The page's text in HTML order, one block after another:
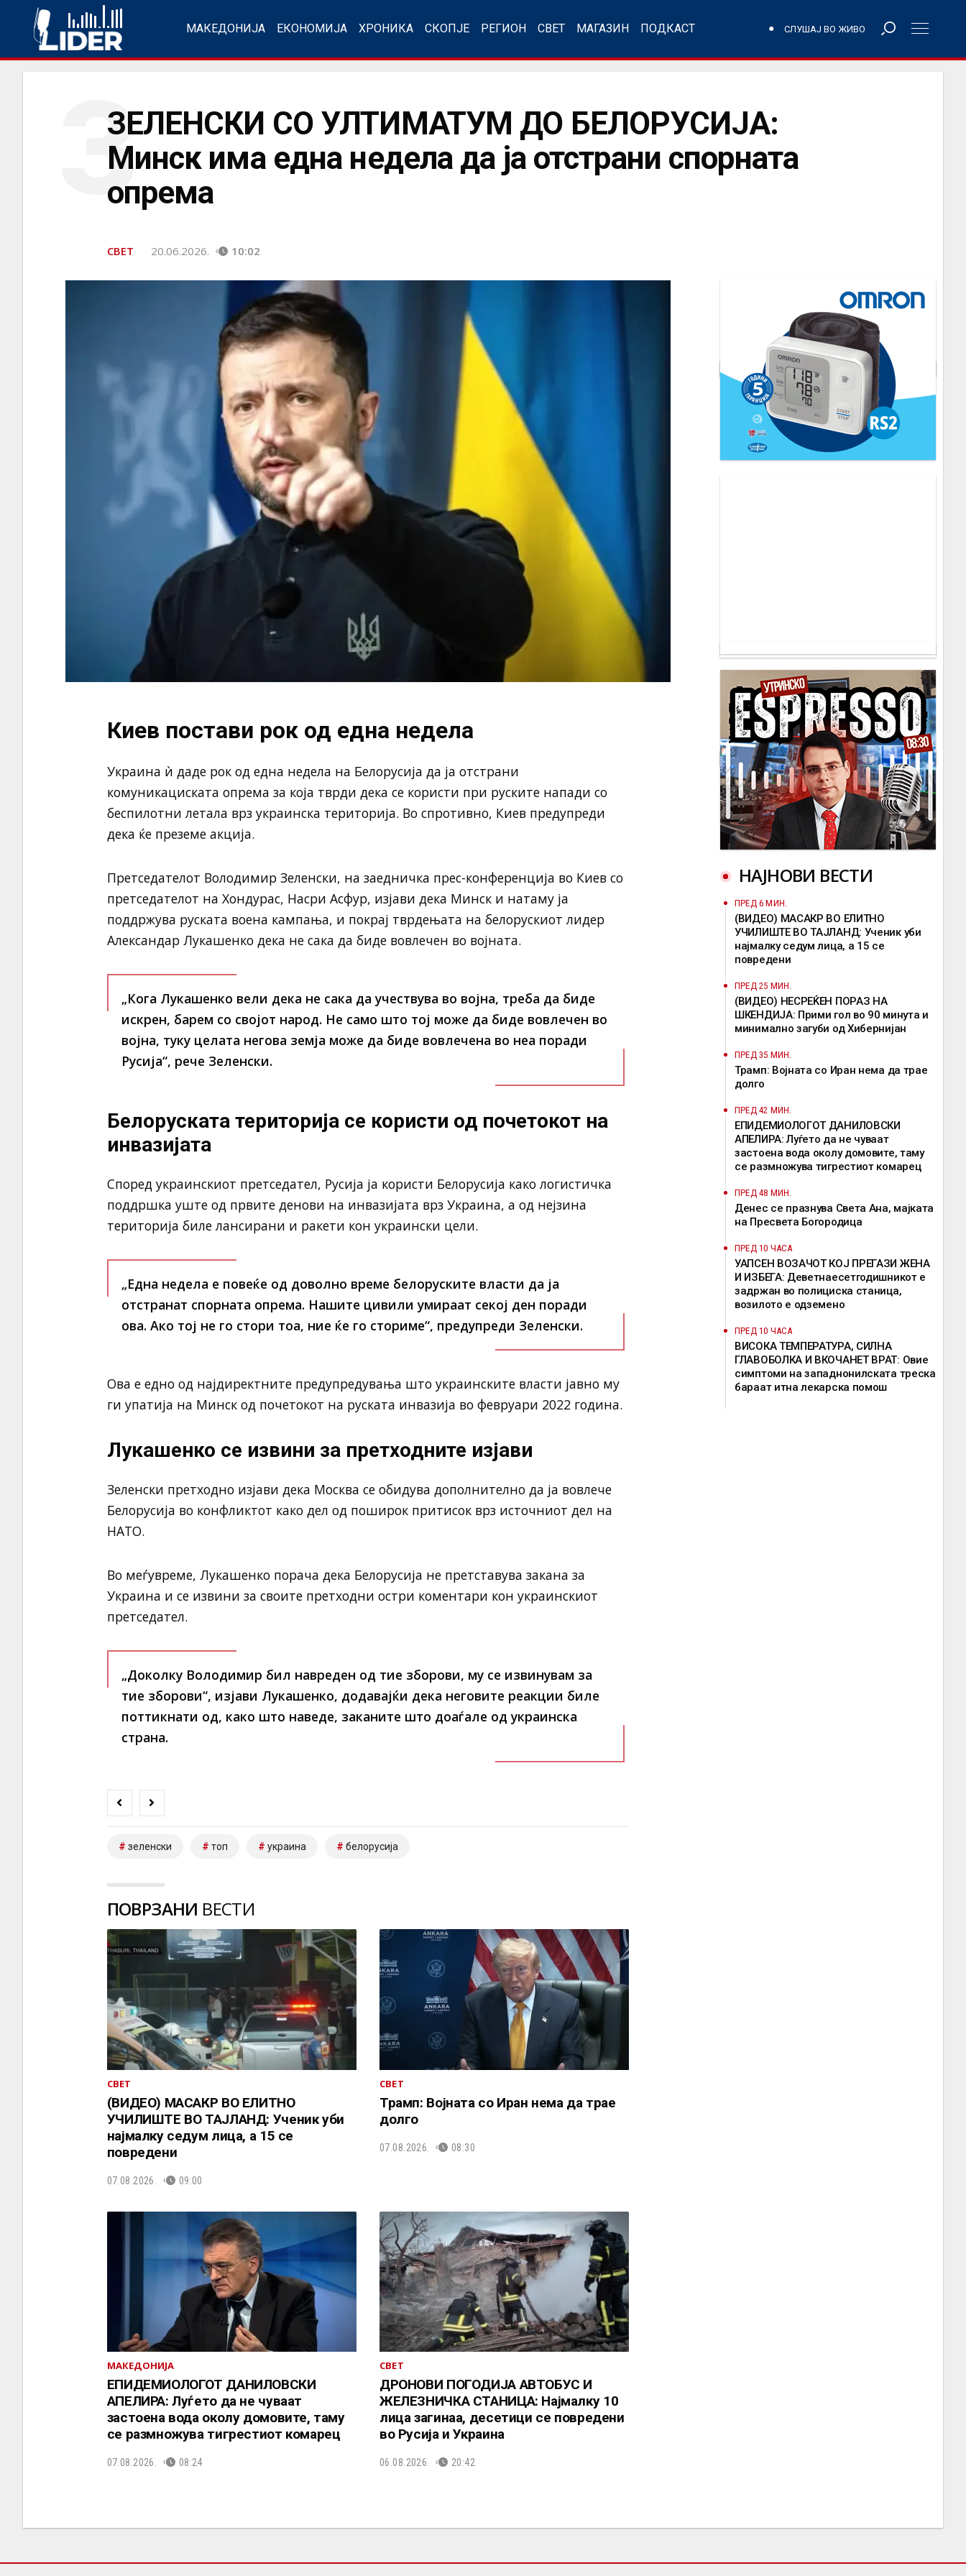
МАКЕДОНИЈА ЕКОНОМИЈА ХРОНИКА СКОПЈЕ РЕГИОН СВЕТ МАГАЗИН ПОДКАСТ СЛУШАЈ ВО ЖИВО
ЗЕЛЕНСКИ СО УЛТИМАТУМ ДО БЕЛОРУСИЈА:
Минск има една недела да ја отстрани спорната
опрема
З
СВЕТ 20.06.2026. 10:02
Киев постави рок од една недела
Украина ѝ даде рок од една недела на Белорусија да ја отстрани
комуникациската опрема за која тврди дека се користи при руските напади со
беспилотни летала врз украинска територија. Во спротивно, Киев предупреди
дека ќе преземе акција.
Претседателот Володимир Зеленски, на заедничка прес-конференција во Киев со
претседателот на Хондурас, Насри Асфур, изјави дека Минск и натаму ја
поддржува руската воена кампања, и покрај тврдењата на белорускиот лидер
Александар Лукашенко дека не сака да биде вовлечен во војната.
„Кога Лукашенко вели дека не сака да учествува во војна, треба да биде
искрен, барем со својот народ. Не само што тој може да биде вовлечен во
војна, туку целата негова земја може да биде вовлечена во неа поради
Русија“, рече Зеленски.
Белоруската територија се користи од почетокот на
инвазијата
Според украинскиот претседател, Русија ја користи Белорусија како логистичка
поддршка уште од првите денови на инвазијата врз Украина, а од нејзина
територија биле лансирани и ракети кон украински цели.
„Една недела е повеќе од доволно време белоруските власти да ја
отстранат спорната опрема. Нашите цивили умираат секој ден поради
ова. Ако тој не го стори тоа, ние ќе го сториме“, предупреди Зеленски.
Ова е едно од најдиректните предупредувања што украинските власти јавно му
ги упатија на Минск од почетокот на руската инвазија во февруари 2022 година.
Лукашенко се извини за претходните изјави
Зеленски претходно изјави дека Москва се обидува дополнително да ја вовлече
Белорусија во конфликтот како дел од поширок притисок врз источниот дел на
НАТО.
Во меѓувреме, Лукашенко порача дека Белорусија не претставува закана за
Украина и се извини за своите претходни остри коментари кон украинскиот
претседател.
„Доколку Володимир бил навреден од тие зборови, му се извинувам за
тие зборови“, изјави Лукашенко, додавајќи дека неговите реакции биле
поттикнати од, како што наведе, заканите што доаѓале од украинска
страна.
зеленски топ украина белорусија
ПОВРЗАНИ ВЕСТИ
СВЕТ
(ВИДЕО) МАСАКР ВО ЕЛИТНО
УЧИЛИШТЕ ВО ТАЈЛАНД: Ученик уби
најмалку седум лица, а 15 се
повредени
07.08.2026. 09:00
СВЕТ
Трамп: Војната со Иран нема да трае
долго
07.08.2026. 08:30
МАКЕДОНИЈА
EПИДЕМИОЛОГОТ ДАНИЛОВСКИ
АПЕЛИРА: Луѓето да не чуваат
застоена вода околу домовите, таму
се размножува тигрестиот комарец
07.08.2026. 08:24
СВЕТ
ДРОНОВИ ПОГОДИЈА АВТОБУС И
ЖЕЛЕЗНИЧКА СТАНИЦА: Најмалку 10
лица загинаа, десетици се повредени
во Русија и Украина
06.08.2026. 20:42
НАЈНОВИ ВЕСТИ
ПРЕД 6 МИН.
(ВИДЕО) МАСАКР ВО ЕЛИТНО
УЧИЛИШТЕ ВО ТАЈЛАНД: Ученик уби
најмалку седум лица, а 15 се
повредени
ПРЕД 25 МИН.
(ВИДЕО) НЕСРЕЌЕН ПОРАЗ НА
ШКЕНДИЈА: Прими гол во 90 минута и
минимално загуби од Хибернијан
ПРЕД 35 МИН.
Трамп: Војната со Иран нема да трае
долго
ПРЕД 42 МИН.
EПИДЕМИОЛОГОТ ДАНИЛОВСКИ
АПЕЛИРА: Луѓето да не чуваат
застоена вода околу домовите, таму
се размножува тигрестиот комарец
ПРЕД 48 МИН.
Денес се празнува Света Ана, мајката
на Пресвета Богородица
ПРЕД 10 ЧАСА
УАПСЕН ВОЗАЧОТ КОЈ ПРЕГАЗИ ЖЕНА
И ИЗБЕГА: Деветнаесетгодишникот е
задржан во полициска станица,
возилото е одземено
ПРЕД 10 ЧАСА
ВИСОКА ТЕМПЕРАТУРА, СИЛНА
ГЛАВОБОЛКА И ВКОЧАНЕТ ВРАТ: Овие
симптоми на западнонилската треска
бараат итна лекарска помош